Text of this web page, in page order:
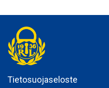
Tietosuojaseloste